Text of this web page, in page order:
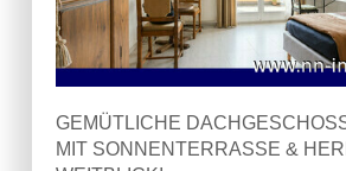
GEMÜTLICHE
MIT SONNENTERRASSE &